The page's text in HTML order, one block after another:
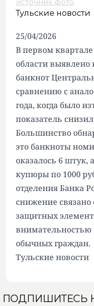
Тульские новости
25/04/2026
В первом квартале
области
банкнот
сравнению с
года, когда было
показатель
Большинство
это банкноты
оказалось 6 штук,
купюры по 1000
отделения Банка
снижение
защитных
внимательностью
обычных граждан.
Тульские новости
ПОДПИШИТЕСЬ